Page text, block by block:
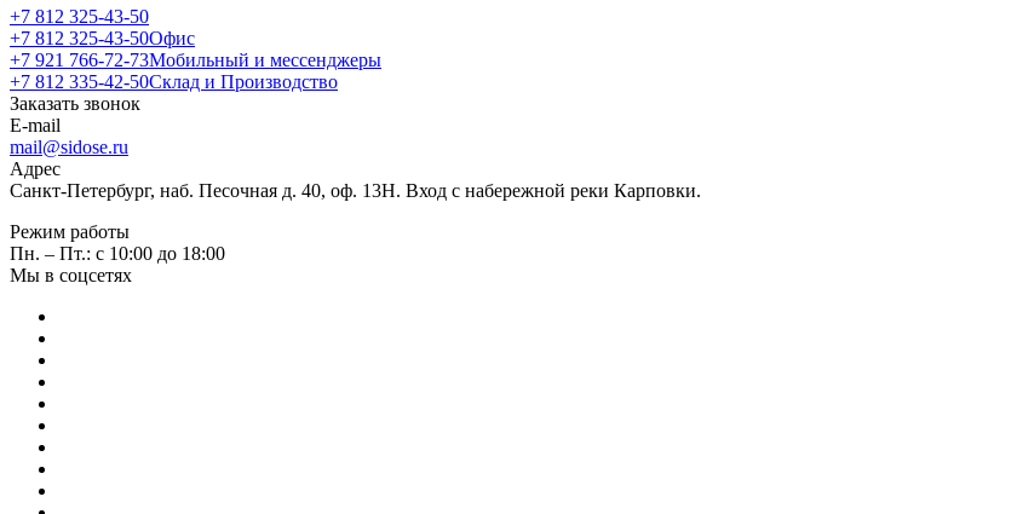
+7 812 325-43-50
+7 812 325-43-50Офис
+7 921 766-72-73Мобильный и мессенджеры
+7 812 335-42-50Склад и Производство
Заказать звонок
E-mail
mail@sidose.ru
Адрес
Санкт-Петербург, наб. Песочная д. 40, оф. 13Н. Вход с набережной реки Карповки.
Режим работы
Пн. – Пт.: с 10:00 до 18:00
Мы в соцсетях